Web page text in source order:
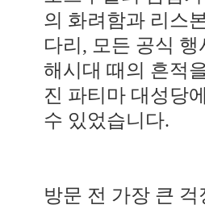
의 화려함과 리스
다리, 모든 공식
해시대 때의 흔적
진 파티마 대성당
수 있었습니다.
방문 전 가장 큰